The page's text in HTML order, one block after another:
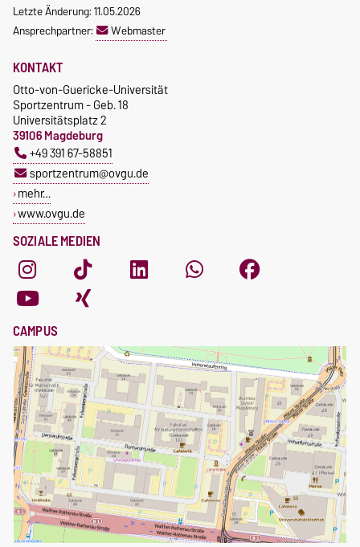
Letzte Änderung: 11.05.2026
Ansprechpartner:
Webmaster
SOZIALE MEDIEN
KONTAKT
Otto-von-Guericke-Universität
Sportzentrum - Geb. 18
Universitätsplatz 2
39106 Magdeburg
+49 391 67-58851
sportzentrum@ovgu.de
mehr…
www.ovgu.de
CAMPUS